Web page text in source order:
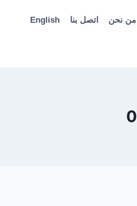
من نحن اتصل بنا English